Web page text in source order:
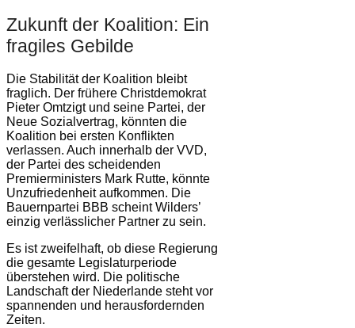
Zukunft der Koalition: Ein
fragiles Gebilde
Die Stabilität der Koalition bleibt
fraglich. Der frühere Christdemokrat
Pieter Omtzigt und seine Partei, der
Neue Sozialvertrag, könnten die
Koalition bei ersten Konflikten
verlassen. Auch innerhalb der VVD,
der Partei des scheidenden
Premierministers Mark Rutte, könnte
Unzufriedenheit aufkommen. Die
Bauernpartei BBB scheint Wilders’
einzig verlässlicher Partner zu sein.
Es ist zweifelhaft, ob diese Regierung
die gesamte Legislaturperiode
überstehen wird. Die politische
Landschaft der Niederlande steht vor
spannenden und herausfordernden
Zeiten.